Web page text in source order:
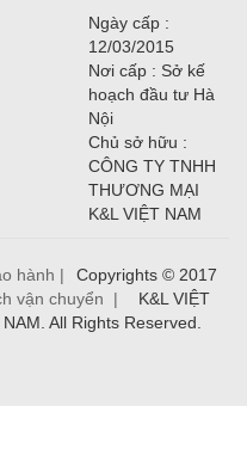
Ngày cấp :
12/03/2015
Nơi cấp : Sở kế
hoạch đầu tư Hà
Nội
Chủ sở hữu :
CÔNG TY TNHH
THƯƠNG MẠI
K&L VIỆT NAM
hành |
vận chuyển |
Copyrights © 2017
K&L VIỆT
NAM. All Rights Reserved.